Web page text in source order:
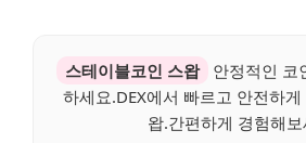
스테이블코인 스왑
안정적인 코
하세요.DEX에서 빠르고 안전하
왑.간편하게 경험해